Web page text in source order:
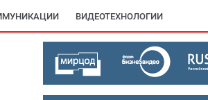
ВИДЕОТЕХНОЛОГИИ